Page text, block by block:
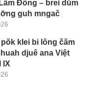
Đồng – brei dŭm
guh mngač
pŏk klei bi lông čăm
djuê ana Việt
IX